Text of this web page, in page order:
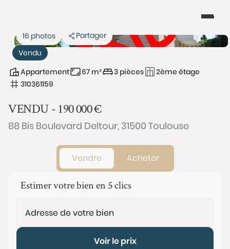
Vendu
16 photos Partager
Appartement 67 m² 3 pièces
2ème étage
310361159
VENDU -190 000€
88 Bis Boulevard Deltour, 31500 Toulouse
Vendre Acheter
Estimer votre bien en 5 clics
Voir le prix